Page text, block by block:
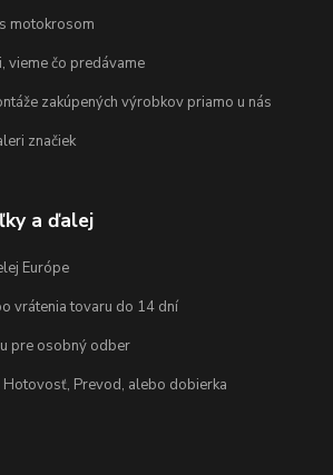
motokrosom
vieme čo predávame
zakúpených výrobkov priamo u nás
značiek
a ďalej
Európe
vrátenia tovaru do 14 dní
pre osobný odber
Prevod, alebo dobierka